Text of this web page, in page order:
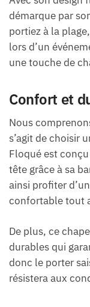
démarque par
portiez à la
lors d’un
une touche de
Confort et
Nous
s’agit de choisir
Floqué est
tête grâce à sa
ainsi profiter
confortable tout
De plus, ce
durables qui
donc le porter
résistera aux